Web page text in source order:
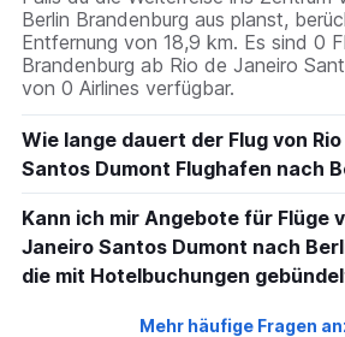
Berlin Brandenburg aus planst,
Entfernung von 18,9 km. Es sind 0
Brandenburg ab Rio de Janeiro
von 0 Airlines verfügbar.
Wie lange dauert der Flug von
Santos Dumont Flughafen nach
Kann ich mir Angebote für Flüge
Janeiro Santos Dumont nach
die mit Hotelbuchungen
Mehr häufige Fragen